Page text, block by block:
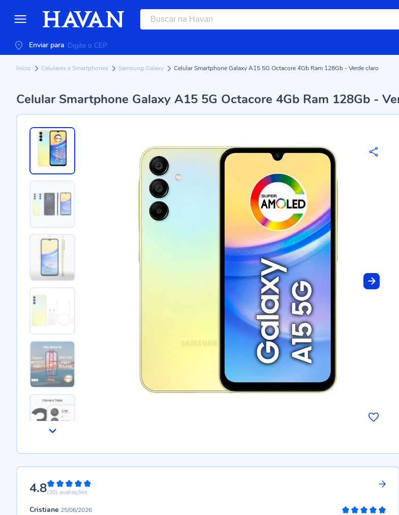
Enviar para
Início Celulares e Smartphones Samsung Galaxy Celular Smartphone Galaxy A15 5G Octacore 4Gb Ram 128Gb - Verde claro
Celular Smartphone Galaxy A15 5G Octacore 4Gb Ram 128Gb -
4.896%
(30) avaliações
Cristiane 25/06/2026